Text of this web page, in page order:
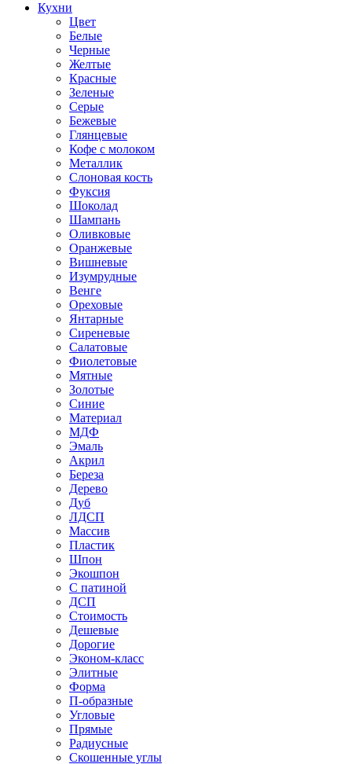
Кухни
Цвет
Белые
Черные
Желтые
Красные
Зеленые
Серые
Бежевые
Глянцевые
Кофе с молоком
Металлик
Слоновая кость
Фуксия
Шоколад
Шампань
Оливковые
Оранжевые
Вишневые
Изумрудные
Венге
Ореховые
Янтарные
Сиреневые
Салатовые
Фиолетовые
Мятные
Золотые
Синие
Материал
МДФ
Эмаль
Акрил
Береза
Дерево
Дуб
ЛДСП
Массив
Пластик
Шпон
Экошпон
С патиной
ДСП
Стоимость
Дешевые
Дорогие
Эконом-класс
Элитные
Форма
П-образные
Угловые
Прямые
Радиусные
Скошенные углы